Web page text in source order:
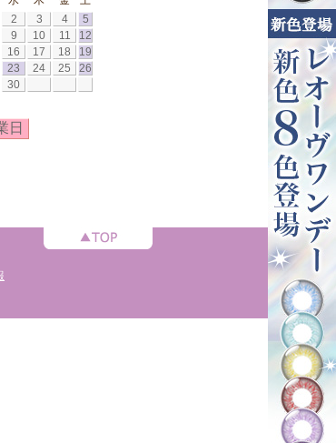
2 3 4
5
9 10 11
12
16 17 18
19
23 24 25
26
30
日